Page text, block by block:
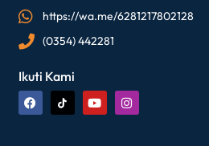
https://wa.me/6281217802128
(0354) 442281
Ikuti Kami